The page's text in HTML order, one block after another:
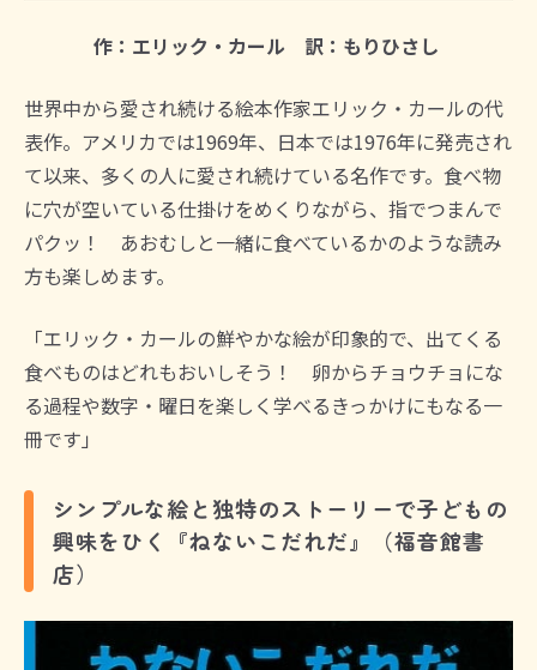
作：エリック・カール 訳：もりひさし
世界中から愛され続ける絵本作家エリック・カールの代
表作。アメリカでは1969年、日本では1976年に発売され
て以来、多くの人に愛され続けている名作です。食べ物
に穴が空いている仕掛けをめくりながら、指でつまんで
パクッ！ あおむしと一緒に食べているかのような読み
方も楽しめます。
「エリック・カールの鮮やかな絵が印象的で、出てくる
食べものはどれもおいしそう！ 卵からチョウチョにな
る過程や数字・曜日を楽しく学べるきっかけにもなる一
冊です」
シンプルな絵と独特のストーリーで子どもの
興味をひく『ねないこだれだ』（福音館書
店）